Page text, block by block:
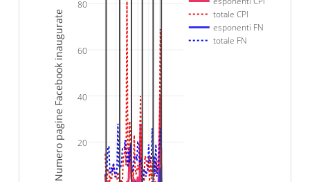
20
40
60
80
Numero pagine Facebook inaugurate
totale CPI
esponenti FN
totale FN